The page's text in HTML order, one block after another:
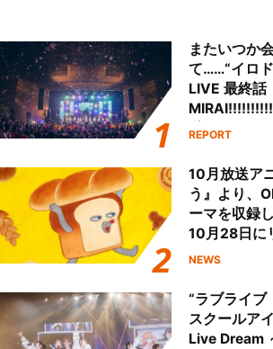
またいつか
て……“イロ
LIVE 最終話
動を経てフ
REPORT
10月放送ア
う』より、
ーマを収録
10月28日に
NEWS
“ラブライブ
スクールア
Live Dream